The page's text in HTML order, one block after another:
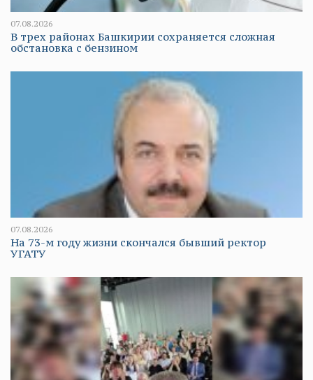
07.08.2026
В трех районах Башкирии сохраняется сложная
обстановка с бензином
07.08.2026
На 73-м году жизни скончался бывший ректор
УГАТУ